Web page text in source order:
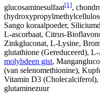
glucosaminesulfaat[1],
Sango koraalpoeder,
L-ascorbaat, Citrus-
Zinkgluconat, L-Lysine,
glutathione (Gereduceerd),
molybdeen gist,
(van selenomethionine),
Vitamin D3
glutaminezuur